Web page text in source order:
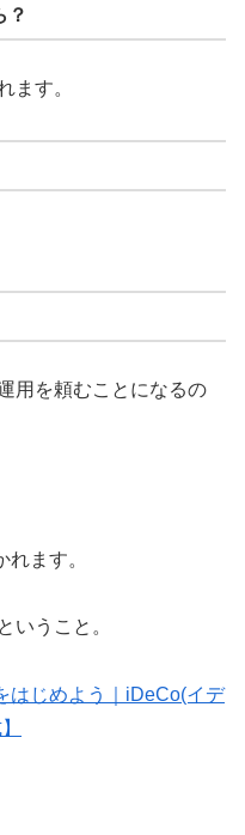
？
ます。
用を頼むことになるの
れます。
いうこと。
はじめよう｜iDeCo(イデ